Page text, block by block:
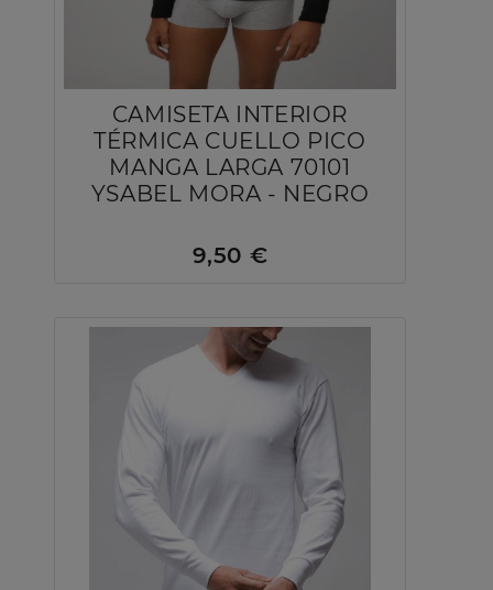
CAMISETA INTERIOR
TÉRMICA CUELLO PICO
MANGA LARGA 70101
YSABEL MORA - NEGRO
9,50 €